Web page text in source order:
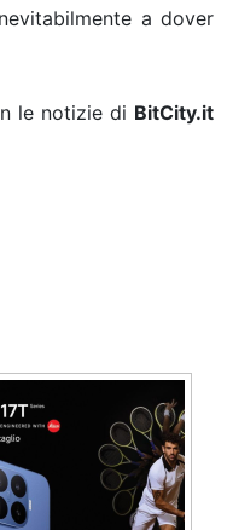
a dover
le notizie di BitCity.it